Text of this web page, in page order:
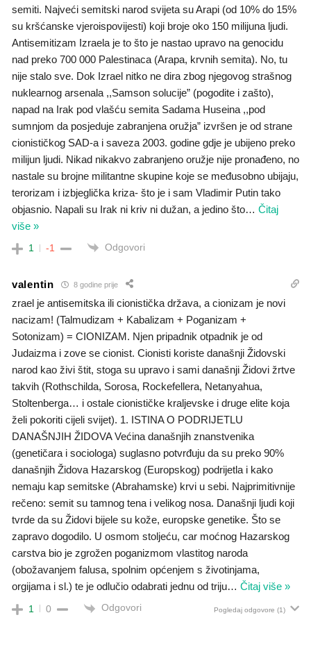
semiti. Najveći semitski narod svijeta su Arapi (od 10% do 15%
su kršćanske vjeroispovijesti) koji broje oko 150 milijuna ljudi.
Antisemitizam Izraela je to što je nastao upravo na genocidu
nad preko 700 000 Palestinaca (Arapa, krvnih semita). No, tu
nije stalo sve. Dok Izrael nitko ne dira zbog njegovog strašnog
nuklearnog arsenala ,,Samson solucije” (pogodite i zašto),
napad na Irak pod vlašću semita Sadama Huseina ,,pod
sumnjom da posjeduje zabranjena oružja” izvršen je od strane
cionističkog SAD-a i saveza 2003. godine gdje je ubijeno preko
milijun ljudi. Nikad nikakvo zabranjeno oružje nije pronađeno, no
nastale su brojne militantne skupine koje se međusobno ubijaju,
terorizam i izbjeglička kriza- što je i sam Vladimir Putin tako
objasnio. Napali su Irak ni kriv ni dužan, a jedino što… Čitaj
više »
1 -1 Odgovori
valentin 8 godine prije
zrael je antisemitska ili cionistička država, a cionizam je novi
nacizam! (Talmudizam + Kabalizam + Poganizam +
Sotonizam) = CIONIZAM. Njen pripadnik otpadnik je od
Judaizma i zove se cionist. Cionisti koriste današnji Židovski
narod kao živi štit, stoga su upravo i sami današnji Židovi žrtve
takvih (Rothschilda, Sorosa, Rockefellera, Netanyahua,
Stoltenberga… i ostale cionističke kraljevske i druge elite koja
želi pokoriti cijeli svijet). 1. ISTINA O PODRIJETLU
DANAŠNJIH ŽIDOVA Većina današnjih znanstvenika
(genetičara i sociologa) suglasno potvrđuju da su preko 90%
današnjih Židova Hazarskog (Europskog) podrijetla i kako
nemaju kap semitske (Abrahamske) krvi u sebi. Najprimitivnije
rečeno: semit su tamnog tena i velikog nosa. Današnji ljudi koji
tvrde da su Židovi bijele su kože, europske genetike. Što se
zapravo dogodilo. U osmom stoljeću, car moćnog Hazarskog
carstva bio je zgrožen poganizmom vlastitog naroda
(obožavanjem falusa, spolnim općenjem s životinjama,
orgijama i sl.) te je odlučio odabrati jednu od triju… Čitaj više »
1 0 Odgovori Pogledaj odgovore (1)